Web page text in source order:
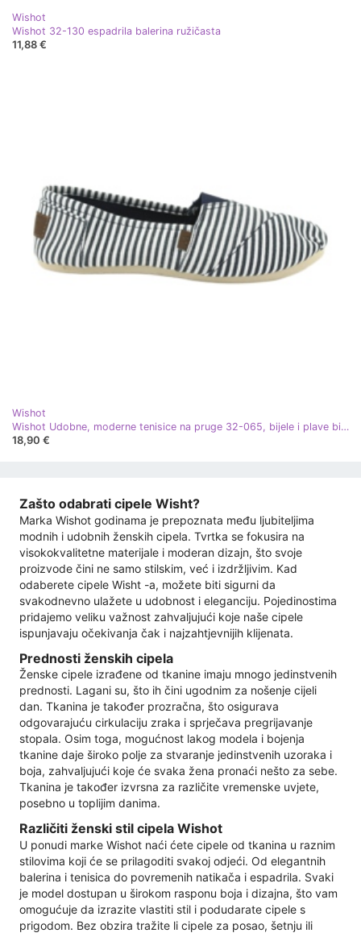
Wishot
Wishot 32-130 espadrila balerina ružičasta
11,88 €
Wishot
Wishot Udobne, moderne tenisice na pruge 32-065, bijele i plave bijela
18,90 €
Zašto odabrati cipele Wisht?
Marka Wishot godinama je prepoznata među ljubiteljima
modnih i udobnih ženskih cipela. Tvrtka se fokusira na
visokokvalitetne materijale i moderan dizajn, što svoje
proizvode čini ne samo stilskim, već i izdržljivim. Kad
odaberete cipele Wisht -a, možete biti sigurni da
svakodnevno ulažete u udobnost i eleganciju. Pojedinostima
pridajemo veliku važnost zahvaljujući koje naše cipele
ispunjavaju očekivanja čak i najzahtjevnijih klijenata.
Prednosti ženskih cipela
Ženske cipele izrađene od tkanine imaju mnogo jedinstvenih
prednosti. Lagani su, što ih čini ugodnim za nošenje cijeli
dan. Tkanina je također prozračna, što osigurava
odgovarajuću cirkulaciju zraka i sprječava pregrijavanje
stopala. Osim toga, mogućnost lakog modela i bojenja
tkanine daje široko polje za stvaranje jedinstvenih uzoraka i
boja, zahvaljujući koje će svaka žena pronaći nešto za sebe.
Tkanina je također izvrsna za različite vremenske uvjete,
posebno u toplijim danima.
Različiti ženski stil cipela Wishot
U ponudi marke Wishot naći ćete cipele od tkanina u raznim
stilovima koji će se prilagoditi svakoj odjeći. Od elegantnih
balerina i tenisica do povremenih natikača i espadrila. Svaki
je model dostupan u širokom rasponu boja i dizajna, što vam
omogućuje da izrazite vlastiti stil i podudarate cipele s
prigodom. Bez obzira tražite li cipele za posao, šetnju ili